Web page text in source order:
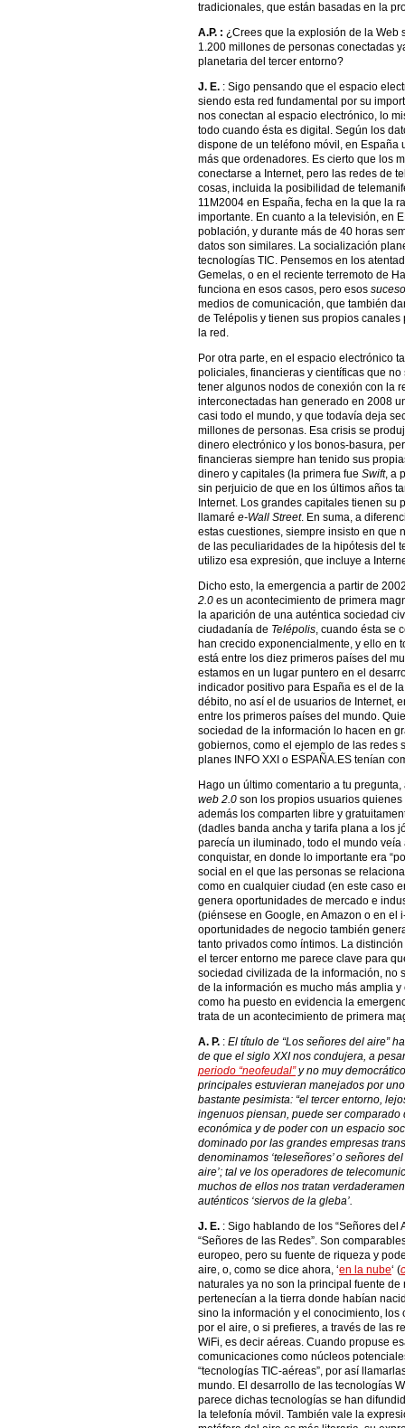
tradicionales, que están basadas en la
A.P. : ¿Crees que la explosión de la
1.200 millones de personas conectadas
planetaria del tercer entorno?
J. E. : Sigo pensando que el espacio
siendo esta red fundamental por su
nos conectan al espacio electrónico, lo
todo cuando ésta es digital. Según los
dispone de un teléfono móvil, en España
más que ordenadores. Es cierto que los
conectarse a Internet, pero las redes de
cosas, incluida la posibilidad de
11M2004 en España, fecha en la que la
importante. En cuanto a la televisión, en
población, y durante más de 40 horas
datos son similares. La socialización
tecnologías TIC. Pensemos en los
Gemelas, o en el reciente terremoto de
funciona en esos casos, pero esos
medios de comunicación, que también
de Telépolis y tienen sus propios
la red.
Por otra parte, en el espacio electrónico
policiales, financieras y científicas que
tener algunos nodos de conexión con la
interconectadas han generado en 2008
casi todo el mundo, y que todavía deja
millones de personas. Esa crisis se
dinero electrónico y los bonos-basura,
financieras siempre han tenido sus
dinero y capitales (la primera fue Swift, a
sin perjuicio de que en los últimos años
Internet. Los grandes capitales tienen su
llamaré e-Wall Street. En suma, a
estas cuestiones, siempre insisto en que
de las peculiaridades de la hipótesis del
utilizo esa expresión, que incluye a
Dicho esto, la emergencia a partir de
2.0 es un acontecimiento de primera
la aparición de una auténtica sociedad
ciudadanía de Telépolis, cuando ésta se
han crecido exponencialmente, y ello en
está entre los diez primeros países del
estamos en un lugar puntero en el
indicador positivo para España es el de
débito, no así el de usuarios de Internet,
entre los primeros países del mundo.
sociedad de la información lo hacen en
gobiernos, como el ejemplo de las redes
planes INFO XXI o ESPAÑA.ES tenían
Hago un último comentario a tu
web 2.0 son los propios usuarios
además los comparten libre y
(dadles banda ancha y tarifa plana a los
parecía un iluminado, todo el mundo
conquistar, en donde lo importante era
social en el que las personas se
como en cualquier ciudad (en este caso
genera oportunidades de mercado e
(piénsese en Google, en Amazon o en el
oportunidades de negocio también
tanto privados como íntimos. La
el tercer entorno me parece clave para
sociedad civilizada de la información, no
de la información es mucho más amplia
como ha puesto en evidencia la
trata de un acontecimiento de primera
A. P. : El título de “Los señores del aire”
de que el siglo XXI nos condujera, a
periodo “neofeudal”y no muy
principales estuvieran manejados por
bastante pesimista: “el tercer entorno,
ingenuos piensan, puede ser
económica y de poder con un espacio
dominado por las grandes empresas
denominamos ‘teleseñores’ o señores
aire’; tal ve los operadores de
muchos de ellos nos tratan
auténticos ‘siervos de la gleba’.
J. E. : Sigo hablando de los “Señores del
“Señores de las Redes”. Son
europeo, pero su fuente de riqueza y
aire, o, como se dice ahora, ‘en la nube‘ (
naturales ya no son la principal fuente
pertenecían a la tierra donde habían
sino la información y el conocimiento,
por el aire, o si prefieres, a través de las
WiFi, es decir aéreas. Cuando propuse
comunicaciones como núcleos
“tecnologías TIC-aéreas”, por así
mundo. El desarrollo de las tecnologías
parece dichas tecnologías se han
la telefonía móvil. También vale la